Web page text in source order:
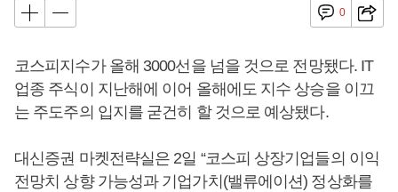
0
코스피지수가 올해 3000선을 넘을 것으로 전망됐다. IT
업종 주식이 지난해에 이어 올해에도 지수 상승을 이끄
는 주도주의 입지를 굳건히 할 것으로 예상됐다.
대신증권 마켓전략실은 2일 “코스피 상장기업들의 이익
전망치 상향 가능성과 기업가치(밸류에이션) 정상화를